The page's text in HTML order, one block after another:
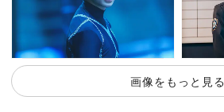
画像をもっと見る